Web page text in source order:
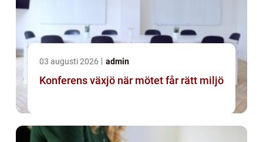
03 augusti 2026 admin
Konferens växjö när mötet får rätt miljö